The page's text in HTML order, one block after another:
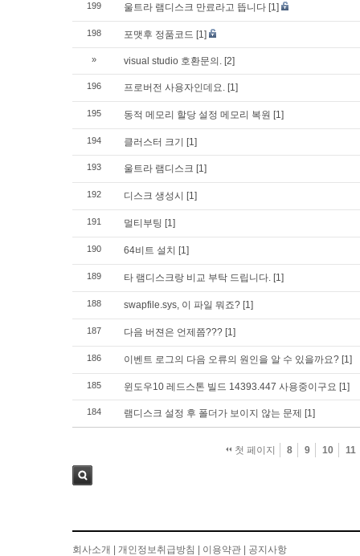
199 울트라 램디스크 만료라고 뜹니다 [1]
198 포맷후 정품코드 [1]
» visual studio 호환문의. [2]
196 프로버전 사용자인데요. [1]
195 동적 메모리 할당 설정 메모리 복원 [1]
194 클러스터 크기 [1]
193 울트라 램디스크 [1]
192 디스크 생성시 [1]
191 멀티부팅 [1]
190 64비트 설치 [1]
189 타 램디스크랑 비교 부탁 드립니다. [1]
188 swapfile.sys, 이 파일 뭐죠? [1]
187 다음 버젼은 언제쯤??? [1]
186 이벤트 로그의 다음 오류의 원인을 알 수 있을까요? [1]
185 윈도우10 레드스톤 빌드 14393.447 사용중이구요 [1]
184 램디스크 설정 후 폴더가 보이지 않는 문제 [1]
첫 페이지 8 9 10 11
회사소개 개인정보취급방침 이용약관 공지사항